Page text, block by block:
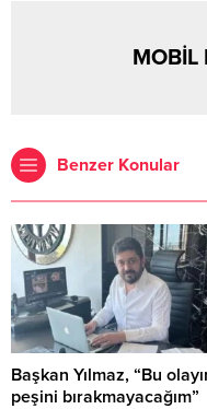
MOBİL
Benzer Konular
Başkan Yılmaz, “Bu
peşini bırakmayacağım”